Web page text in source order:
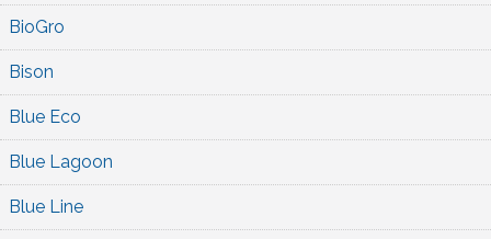
BioGro
Bison
Blue Eco
Blue Lagoon
Blue Line